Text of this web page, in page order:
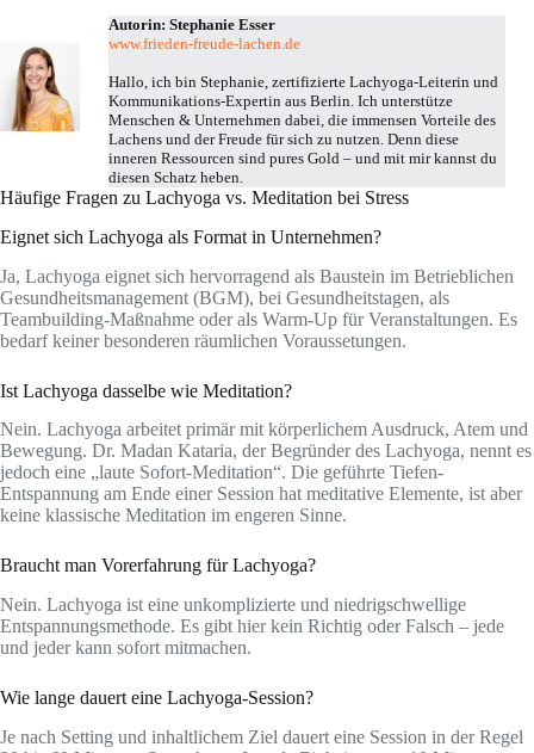
Autorin: Stephanie Esser
www.frieden-freude-lachen.de
Hallo, ich bin Stephanie, zertifizierte Lachyoga-Leiterin und
Kommunikations-Expertin aus Berlin. Ich unterstütze
Menschen & Unternehmen dabei, die immensen Vorteile des
Lachens und der Freude für sich zu nutzen. Denn diese
inneren Ressourcen sind pures Gold – und mit mir kannst du
diesen Schatz heben.
Häufige Fragen zu Lachyoga vs. Meditation bei Stress
Eignet sich Lachyoga als Format in Unternehmen?
Ja, Lachyoga eignet sich hervorragend als Baustein im Betrieblichen
Gesundheitsmanagement (BGM), bei Gesundheitstagen, als
Teambuilding-Maßnahme oder als Warm-Up für Veranstaltungen. Es
bedarf keiner besonderen räumlichen Voraussetungen.
Ist Lachyoga dasselbe wie Meditation?
Nein. Lachyoga arbeitet primär mit körperlichem Ausdruck, Atem und
Bewegung. Dr. Madan Kataria, der Begründer des Lachyoga, nennt es
jedoch eine „laute Sofort-Meditation“. Die geführte Tiefen-
Entspannung am Ende einer Session hat meditative Elemente, ist aber
keine klassische Meditation im engeren Sinne.
Braucht man Vorerfahrung für Lachyoga?
Nein. Lachyoga ist eine unkomplizierte und niedrigschwellige
Entspannungsmethode. Es gibt hier kein Richtig oder Falsch – jede
und jeder kann sofort mitmachen.
Wie lange dauert eine Lachyoga-Session?
Je nach Setting und inhaltlichem Ziel dauert eine Session in der Regel